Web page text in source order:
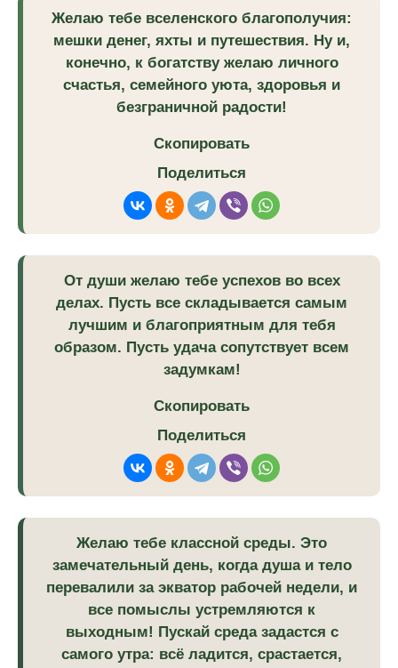
Желаю тебе вселенского благополучия:
мешки денег, яхты и путешествия. Ну и,
конечно, к богатству желаю личного
счастья, семейного уюта, здоровья и
безграничной радости!
Скопировать
Поделиться
От души желаю тебе успехов во всех
делах. Пусть все складывается самым
лучшим и благоприятным для тебя
образом. Пусть удача сопутствует всем
задумкам!
Скопировать
Поделиться
Желаю тебе классной среды. Это
замечательный день, когда душа и тело
перевалили за экватор рабочей недели, и
все помыслы устремляются к
выходным! Пускай среда задастся с
самого утра: всё ладится, срастается,